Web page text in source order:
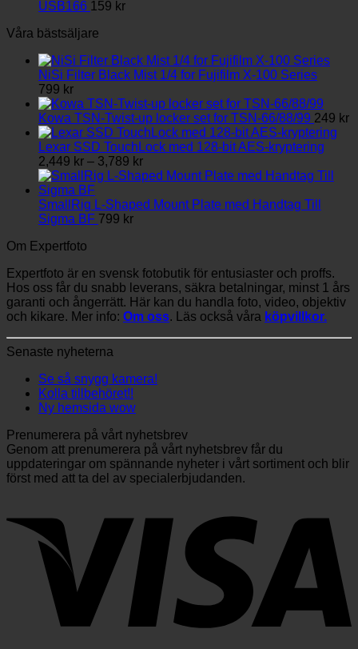
USB166 159 kr
Våra bästsäljare
NiSi Filter Black Mist 1/4 for Fujifilm X-100 Series
799 kr
Kowa TSN-Twist-up locker set for TSN-66/88/99 249 kr
Lexar SSD TouchLock med 128-bit AES-kryptering
2,449 kr – 3,789 krPrisintervall:
2,449 kr
3,789 kr
SmallRig L-Shaped Mount Plate med Handtag Till
Sigma BF 799 kr
Om Expertfoto
Expertfoto är en svensk fotobutik för entusiaster och proffs.
Hos oss får du snabb leverans, säkra betalningar, minst 1 års
garanti och ångerrätt. Här kan du handla foto, video, objektiv
och kikare. Mer info: Om oss. Läs också våra köpvillkor.
Senaste nyheterna
Se så snygg kamera!
Kolla tillbehöret!!
Ny hemsida wow
Prenumerera på vårt nyhetsbrev
Genom att prenumerera på vårt nyhetsbrev får du
uppdateringar om spännande nyheter i vårt sortiment och blir
först med att ta del av specialerbjudanden.